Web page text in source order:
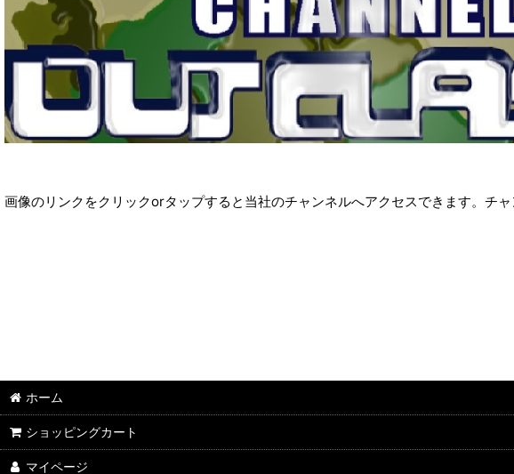
画像のリンクをクリックorタップすると当社のチャンネルへアクセスできます。チャ
ホーム
ショッピングカート
マイページ